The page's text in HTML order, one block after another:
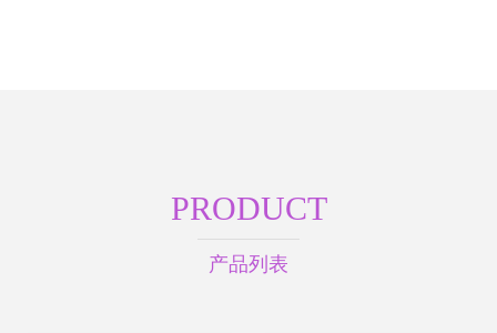
PRODUCT
产品列表